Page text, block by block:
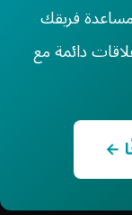
اكتشف كيف يمكن لـ XRERO CRM مساعدة فريقك
دائمة مع